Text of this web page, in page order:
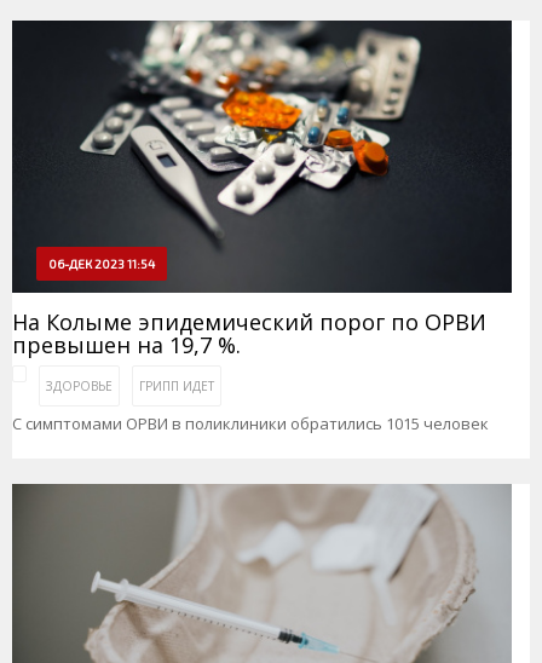
06-ДЕК 2023 11:54
На Колыме эпидемический порог по ОРВИ
превышен на 19,7 %.
ЗДОРОВЬЕ ГРИПП ИДЕТ
С симптомами ОРВИ в поликлиники обратились 1015 человек